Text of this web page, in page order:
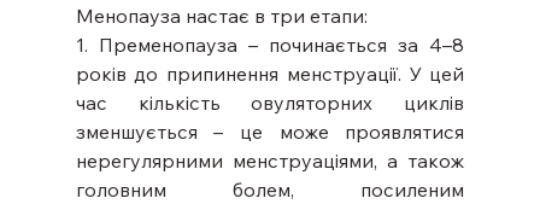
Менопауза настає в три етапи:
1. Пременопауза – починається за 4–8
років до припинення менструації. У цей
час кількість овуляторних циклів
зменшується – це може проявлятися
нерегулярними менструаціями, а також
головним болем, посиленим